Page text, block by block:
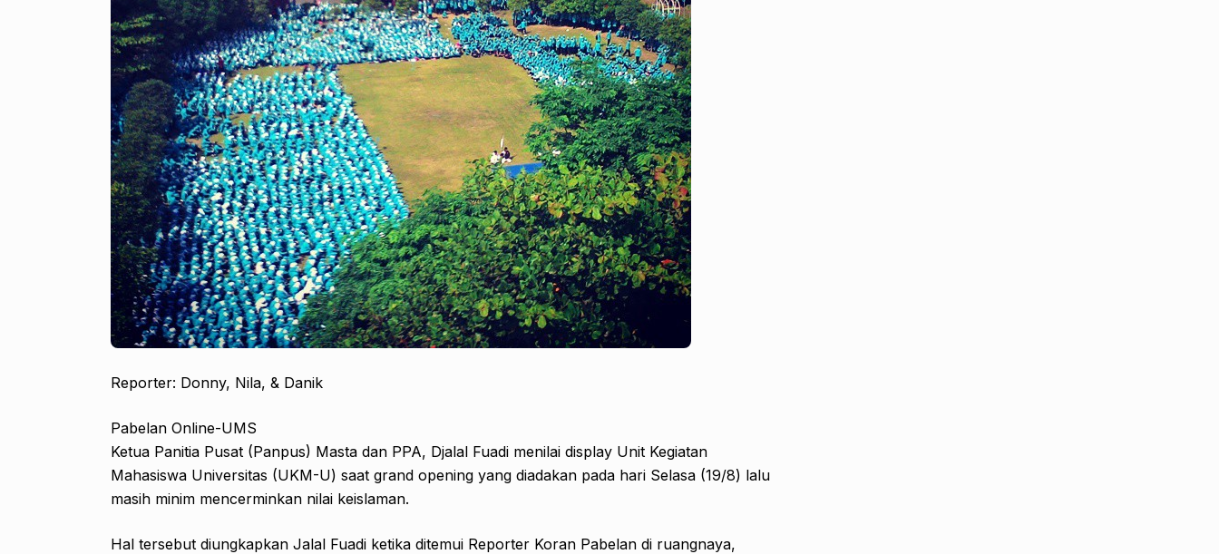
Reporter: Donny, Nila, & Danik
Pabelan Online-UMS
Ketua Panitia Pusat (Panpus) Masta dan PPA, Djalal Fuadi menilai display Unit Kegiatan
Mahasiswa Universitas (UKM-U) saat grand opening yang diadakan pada hari Selasa (19/8) lalu
masih minim mencerminkan nilai keislaman.
Hal tersebut diungkapkan Jalal Fuadi ketika ditemui Reporter Koran Pabelan di ruangnaya,